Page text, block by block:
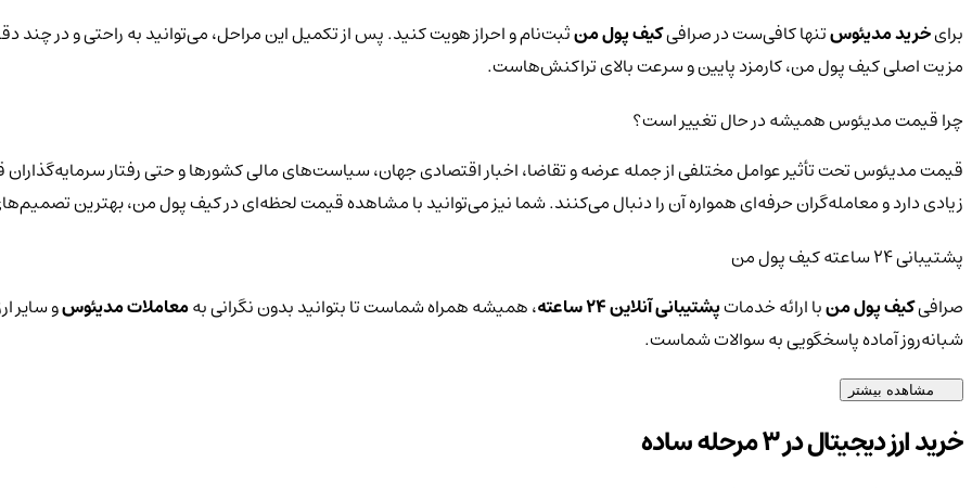
برایخرید مدیئوستنها کافی‌ست در صرافیکیف پول منثبت‌نام و احراز هویت کنید. پس از تکمیل این مراحل، می‌توانید به راحتی و در چند
مزیت اصلی کیف پول من، کارمزد پایین و سرعت بالای تراکنش‌هاست.
چرا قیمت مدیئوس همیشه در حال تغییر است؟
قیمت مدیئوس تحت تأثیر عوامل مختلفی از جمله عرضه و تقاضا، اخبار اقتصادی جهان، سیاست‌های مالی کشورها و حتی رفتار سرمایه‌گذاران
زیادی دارد و معامله‌گران حرفه‌ای همواره آن را دنبال می‌کنند. شما نیز می‌توانید با مشاهده قیمت لحظه‌ای در کیف پول من، بهترین
پشتیبانی ۲۴ ساعته کیف پول من
صرافیکیف پول منبا ارائه خدماتپشتیبانی آنلاین ۲۴ ساعته ، همیشه همراه شماست تا بتوانید بدون نگرانی بهمعاملات مدیئوسو سایر
شبانه‌روز آماده پاسخگویی به سوالات شماست.
مشاهده بیشتر
خرید ارز دیجیتال در 3 مرحله ساده